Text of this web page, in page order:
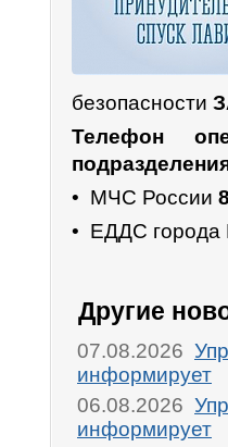
безопасности
Телефон
• МЧС России
• ЕДДС города
Другие
07.08.2026
информирует
06.08.2026
информирует